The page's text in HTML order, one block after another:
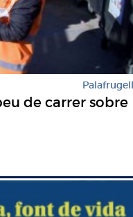
Palafrugell
de carrer sobre